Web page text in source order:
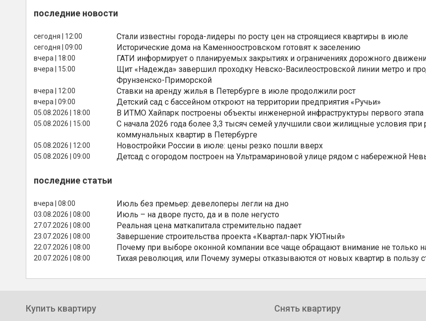
последние новости
сегодня | 12:00 Стали известны города-лидеры по росту цен на строящиеся квартиры в июле
сегодня | 09:00 Исторические дома на Каменноостровском готовят к заселению
вчера | 18:00 ГАТИ информирует о планируемых закрытиях и ограничениях дорожного
вчера | 15:00
Щит «Надежда» завершил проходку Невско-Василеостровской линии метро и
Фрунзенско-Приморской
вчера | 12:00 Ставки на аренду жилья в Петербурге в июле продолжили рост
вчера | 09:00 Детский сад с бассейном откроют на территории предприятия «Ручьи»
05.08.2026 | 18:00 В ИТМО Хайпарк построены объекты инженерной инфраструктуры первого этапа
05.08.2026 | 15:00
С начала 2026 года более 3,3 тысяч семей улучшили свои жилищные условия при
коммунальных квартир в Петербурге
05.08.2026 | 12:00 Новостройки России в июле: цены резко пошли вверх
05.08.2026 | 09:00 Детсад с огородом построен на Ультрамариновой улице рядом с набережной
последние статьи
вчера | 08:00 Июль без премьер: девелоперы легли на дно
03.08.2026 | 08:00 Июль – на дворе пусто, да и в поле негусто
27.07.2026 | 08:00 Реальная цена маткапитала стремительно падает
23.07.2026 | 08:00 Завершение строительства проекта «Квартал-парк УЮТный»
22.07.2026 | 08:00 Почему при выборе оконной компании все чаще обращают внимание не только
20.07.2026 | 08:00 Тихая революция, или Почему зумеры отказываются от новых квартир в пользу
Купить квартиру Снять квартиру